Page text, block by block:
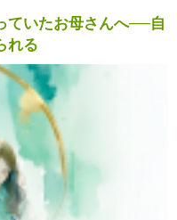
ていたお母さんへ──自
れる